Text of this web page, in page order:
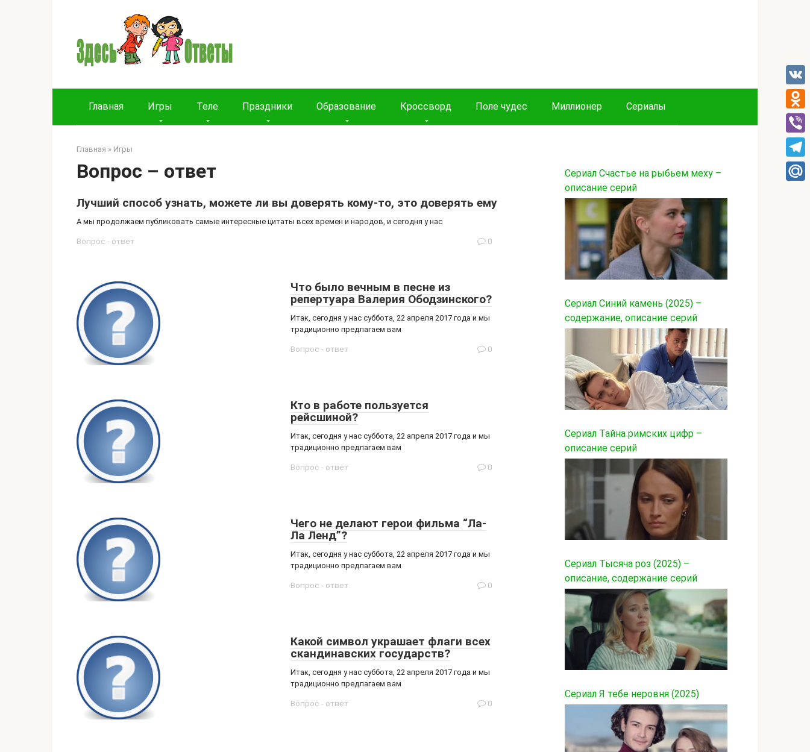
Главная Игры Теле Праздники Образование Кроссворд Поле чудес Миллионер Сериалы
Главная » Игры
Вопрос – ответ
Лучший способ узнать, можете ли вы доверять кому-то, это доверять ему
А мы продолжаем публиковать самые интересные цитаты всех времен и народов, и сегодня у нас
Вопрос - ответ 0
Что было вечным в песне из
репертуара Валерия Ободзинского?
Итак, сегодня у нас суббота, 22 апреля 2017 года и мы
традиционно предлагаем вам
Вопрос - ответ 0
Кто в работе пользуется
рейсшиной?
Итак, сегодня у нас суббота, 22 апреля 2017 года и мы
традиционно предлагаем вам
Вопрос - ответ 0
Чего не делают герои фильма “Ла-
Ла Ленд”?
Итак, сегодня у нас суббота, 22 апреля 2017 года и мы
традиционно предлагаем вам
Вопрос - ответ 0
Какой символ украшает флаги всех
скандинавских государств?
Итак, сегодня у нас суббота, 22 апреля 2017 года и мы
традиционно предлагаем вам
Вопрос - ответ 0
Сериал Счастье на рыбьем меху –
описание серий
Сериал Синий камень (2025) –
содержание, описание серий
Сериал Тайна римских цифр –
описание серий
Сериал Тысяча роз (2025) –
описание, содержание серий
Сериал Я тебе неровня (2025)
VK
Viber